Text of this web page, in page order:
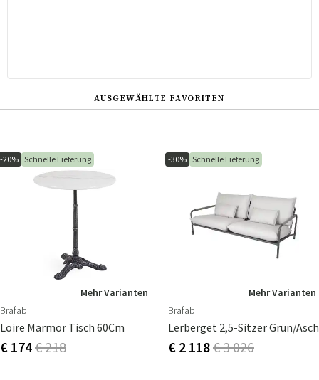
AUSGEWÄHLTE FAVORITEN
-20% Schnelle Lieferung
Mehr Varianten
Brafab
Loire Marmor Tisch 60Cm
€ 174€ 218
-30% Schnelle Lieferung
Mehr Varianten
Brafab
Lerberget 2,5-Sitzer Grün/asch
€ 2 118€ 3 026